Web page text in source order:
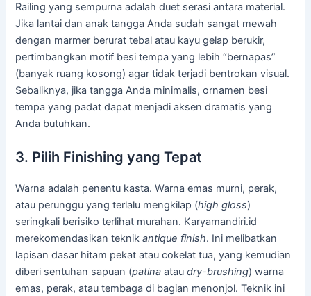
Railing yang sempurna adalah duet serasi antara material.
Jika lantai dan anak tangga Anda sudah sangat mewah
dengan marmer berurat tebal atau kayu gelap berukir,
pertimbangkan motif besi tempa yang lebih “bernapas”
(banyak ruang kosong) agar tidak terjadi bentrokan visual.
Sebaliknya, jika tangga Anda minimalis, ornamen besi
tempa yang padat dapat menjadi aksen dramatis yang
Anda butuhkan.
3. Pilih Finishing yang Tepat
Warna adalah penentu kasta. Warna emas murni, perak,
atau perunggu yang terlalu mengkilap (high gloss)
seringkali berisiko terlihat murahan. Karyamandiri.id
merekomendasikan teknikantique finish. Ini melibatkan
lapisan dasar hitam pekat atau cokelat tua, yang kemudian
diberi sentuhan sapuan (patina ataudry-brushing) warna
emas, perak, atau tembaga di bagian menonjol. Teknik ini